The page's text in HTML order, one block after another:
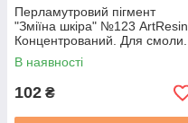
Перламутровий пігмент
"Зміїна шкіра" №123 ArtResin.
Концентрований. Для смоли.
Упаковка 25 мл
В наявності
102 ₴